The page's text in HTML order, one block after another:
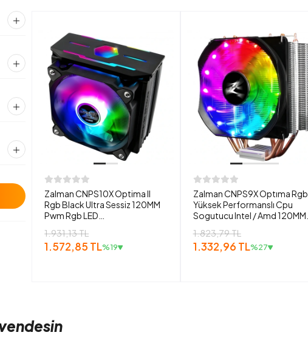
Zalman CNPS10X Optima II
Rgb Black Ultra Sessiz 120MM
Pwm Rgb LED
1.931,13 TL
1.572,85 TL%19
Zalman CNPS9X Optıma Rgb
Yüksek Performanslı Cpu
Sogutucu Intel / Amd 120MM
1.823,79 TL
1.332,96 TL%27